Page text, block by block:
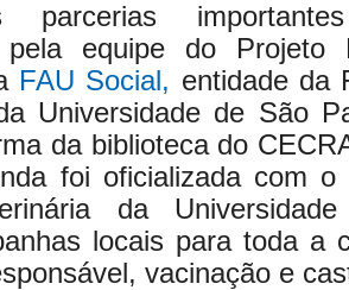
parcerias
pela equipe do
FAU Social, entidade da
Universidade de São
da biblioteca do
foi oficializada com
da
locais para toda a
vacinação e